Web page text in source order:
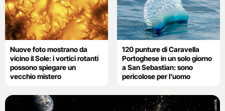
Nuove foto mostrano da
vicino il Sole: i vortici rotanti
possono spiegare un
vecchio mistero
120 punture di Caravella
Portoghese in un solo giorno
a San Sebastian: sono
pericolose per l’uomo